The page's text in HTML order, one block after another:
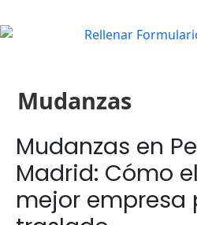
Mudanzas
Mudanzas en
Madrid: Cómo
mejor empresa